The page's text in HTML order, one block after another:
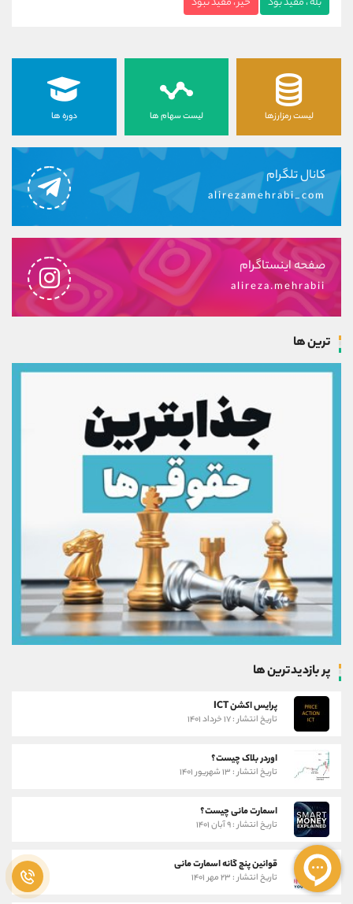
لیست رمزارزها لیست سهام ها دوره ها
کانال تلگرام
alirezamehrabi_com
صفحه اینستاگرام
alireza.mehrabii
ترین ها
پر بازدیدترین ها
پرایس اکشن ICT
تاریخ انتشار : ۱۷ خرداد ۱۴۰۱
اوردر بلاک چیست؟
تاریخ انتشار : ۱۳ شهریور ۱۴۰۱
اسمارت مانی چیست؟
تاریخ انتشار : ۹ آبان ۱۴۰۱
قوانین پنج گانه اسمارت مانی
تاریخ انتشار : ۲۳ مهر ۱۴۰۱